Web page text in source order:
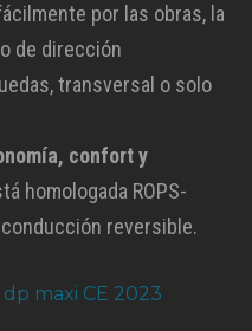
por las obras, la
de dirección
transversal o solo
confort y
homologada ROPS-
reversible.